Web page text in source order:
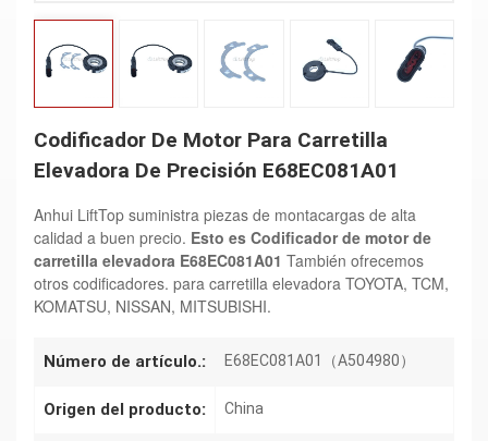
Codificador De Motor Para Carretilla
Elevadora De Precisión E68EC081A01
Anhui LiftTop suministra piezas de montacargas de alta
calidad a buen precio. Esto es Codificador de motor de
carretilla elevadora E68EC081A01 También ofrecemos
otros codificadores. para carretilla elevadora TOYOTA, TCM,
KOMATSU, NISSAN, MITSUBISHI.
Número de artículo.: E68EC081A01（A504980）
Origen del producto: China